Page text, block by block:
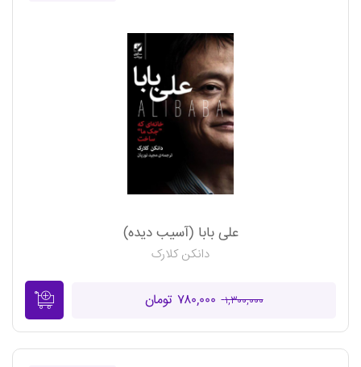
علی بابا (آسیب دیده)
دانکن کلارک
۱,۳۰۰,۰۰۰ ۷۸۰,۰۰۰ تومان